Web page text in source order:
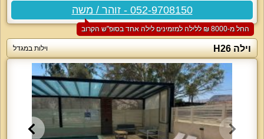
052-9708150 - זוהר / משה
החל מ-‏8000 ₪ ללילה למזמינים לילה אחד בסופ"ש הקרוב
וילה H26 וילות במגדל